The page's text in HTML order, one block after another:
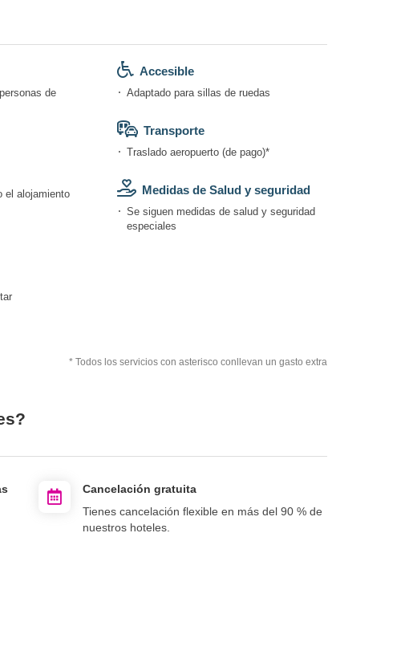
de
el alojamiento
Accesible
Adaptado para sillas de ruedas
Transporte
Traslado aeropuerto (de pago)*
Medidas de Salud y seguridad
Se siguen medidas de salud y seguridad
especiales
* Todos los servicios con asterisco conllevan un gasto extra
Cancelación gratuita
Tienes cancelación flexible en más del 90 % de
nuestros hoteles.